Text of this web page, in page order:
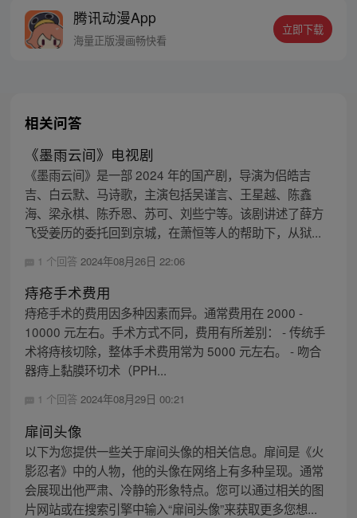
腾讯动漫App
海量正版漫画畅快看
立即下载
相关问答
《墨雨云间》电视剧
《墨雨云间》是一部 2024 年的国产剧，导演为侣皓吉
吉、白云默、马诗歌，主演包括吴谨言、王星越、陈鑫
海、梁永棋、陈乔恩、苏可、刘些宁等。该剧讲述了薛方
飞受姜历的委托回到京城，在萧恒等人的帮助下，从狱...
1 个回答 2024年08月26日 22:06
痔疮手术费用
痔疮手术的费用因多种因素而异。通常费用在 2000 -
10000 元左右。手术方式不同，费用有所差别： - 传统手
术将痔核切除，整体手术费用常为 5000 元左右。 - 吻合
器痔上黏膜环切术（PPH...
1 个回答 2024年08月29日 00:21
扉间头像
以下为您提供一些关于扉间头像的相关信息。扉间是《火
影忍者》中的人物，他的头像在网络上有多种呈现。通常
会展现出他严肃、冷静的形象特点。您可以通过相关的图
片网站或在搜索引擎中输入“扉间头像”来获取更多您想...